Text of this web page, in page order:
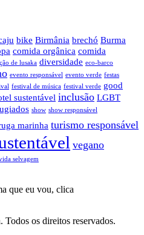
bike Birmânia brechó Burma
comida orgânica comida
de lusaka diversidade eco-barco
evento responsável evento verde festas
festival de música festival verde good
sustentável inclusão LGBT
show show responsável
marinha turismo responsável
vegano
selvagem
que eu vou, clica
os direitos reservados.